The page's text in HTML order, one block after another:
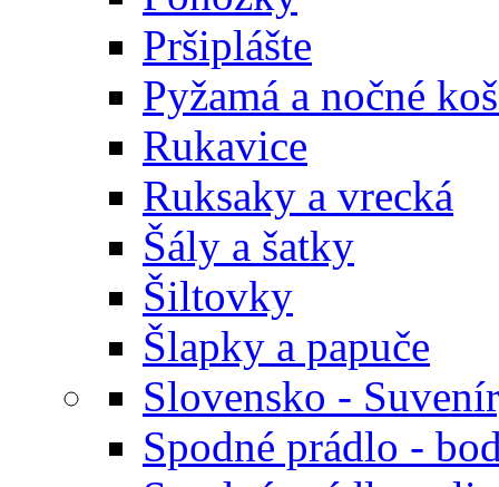
Pršiplášte
Pyžamá a nočné
Rukavice
Ruksaky a vrecká
Šály a šatky
Šiltovky
Šlapky a papuče
Slovensko -
Spodné prádlo -